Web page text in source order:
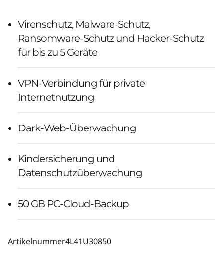
Virenschutz, Malware-Schutz,
Ransomware-Schutz und Hacker-Schutz
für bis zu 5 Geräte
VPN-Verbindung für private
Internetnutzung
Dark-Web-Überwachung
Kindersicherung und
Datenschutzüberwachung
50 GB PC-Cloud-Backup
Artikelnummer4L41U30850